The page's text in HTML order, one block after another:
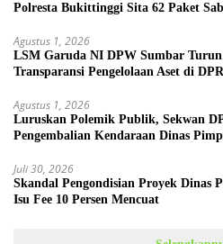
Polresta Bukittinggi Sita 62 Paket
Agustus 1, 2026
LSM Garuda NI DPW Sumbar
Transparansi Pengelolaan Aset di
Agustus 1, 2026
Luruskan Polemik Publik, Sekwan
Pengembalian Kendaraan Dinas
Juli 30, 2026
Skandal Pengondisian Proyek Dinas
Isu Fee 10 Persen Mencuat